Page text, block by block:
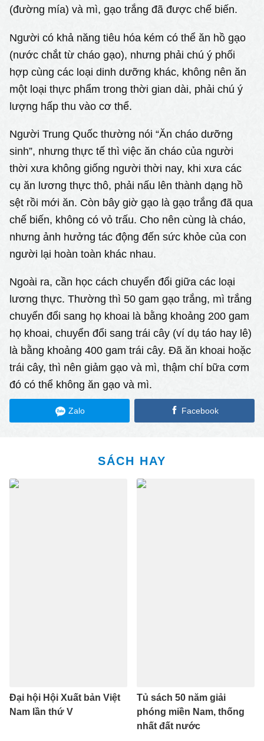
(đường mía) và mì, gạo trắng đã được chế biến.
Người có khả năng tiêu hóa kém có thể ăn hồ gạo
(nước chắt từ cháo gạo), nhưng phải chú ý phối
hợp cùng các loại dinh dưỡng khác, không nên ăn
một loại thực phẩm trong thời gian dài, phải chú ý
lượng hấp thu vào cơ thể.
Người Trung Quốc thường nói “Ăn cháo dưỡng
sinh”, nhưng thực tế thì việc ăn cháo của người
thời xưa không giống người thời nay, khi xưa các
cụ ăn lương thực thô, phải nấu lên thành dạng hồ
sệt rồi mới ăn. Còn bây giờ gạo là gạo trắng đã qua
chế biến, không có vỏ trấu. Cho nên cùng là cháo,
nhưng ảnh hưởng tác động đến sức khỏe của con
người lại hoàn toàn khác nhau.
Ngoài ra, cần học cách chuyển đổi giữa các loại
lương thực. Thường thì 50 gam gạo trắng, mì trắng
chuyển đổi sang họ khoai là bằng khoảng 200 gam
họ khoai, chuyển đổi sang trái cây (ví dụ táo hay lê)
là bằng khoảng 400 gam trái cây. Đã ăn khoai hoặc
trái cây, thì nên giảm gạo và mì, thậm chí bữa cơm
đó có thể không ăn gạo và mì.
Zalo Facebook
SÁCH HAY
Đại hội Hội Xuất bản Việt
Nam lần thứ V
Tủ sách 50 năm giải
phóng miền Nam, thống
nhất đất nước